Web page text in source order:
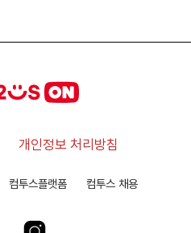
개인정보 처리방침
컴투스플랫폼 컴투스 채용